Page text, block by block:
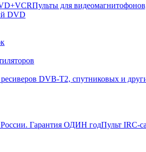
Пульты для
DVD
DVB-T2, спутниковых и
Пульт IRC-